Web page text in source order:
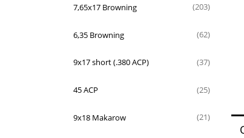
7,65x17 Browning (203)
6,35 Browning (62)
9x17 short (.380 ACP) (37)
45 ACP (25)
9x18 Makarow (21)